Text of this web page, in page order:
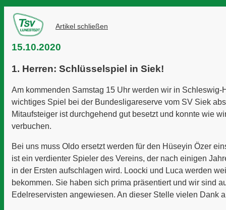
Artikel schließen
15.10.2020
1. Herren: Schlüsselspiel in Siek!
Am kommenden Samstag 15 Uhr werden wir in Schleswig-
wichtiges Spiel bei der Bundesligareserve vom SV Siek
Mitaufsteiger ist durchgehend gut besetzt und konnte wie
verbuchen.
Bei uns muss Oldo ersetzt werden für den Hüseyin Özer
ist ein verdienter Spieler des Vereins, der nach einigen
in der Ersten aufschlagen wird. Loocki und Luca werden
bekommen. Sie haben sich prima präsentiert und wir sind
Edelreservisten angewiesen. An dieser Stelle vielen Dank